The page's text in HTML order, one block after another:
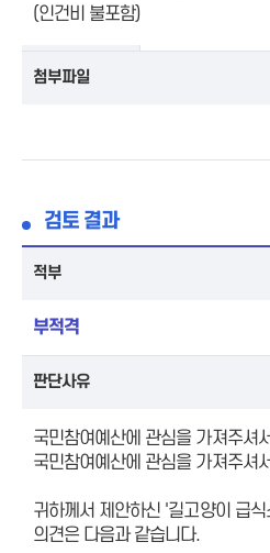
(인건비 불포함)
첨부파일
검토 결과
적부
부적격
판단사유
국민참여예산에 관심을 가져주셔
국민참여예산에 관심을 가져주셔
귀하께서 제안하신 '길고양이 급
의견은 다음과 같습니다.